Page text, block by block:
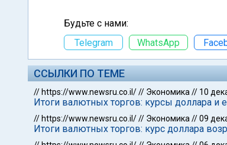
Будьте с нами:
Telegram
WhatsApp
ССЫЛКИ ПО ТЕМЕ
// https://www.newsru.co.il/// Экономика // 10
Итоги валютных торгов: курсы доллара и
// https://www.newsru.co.il/// Экономика //09
Итоги валютных торгов: курс доллара